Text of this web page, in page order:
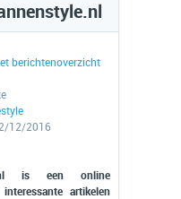
berichtenoverzicht
12/2016
is een online
artikelen